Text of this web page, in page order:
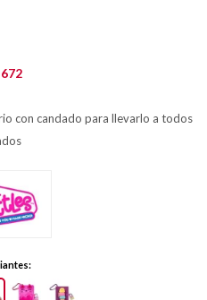
672
con candado para llevarlo a todos